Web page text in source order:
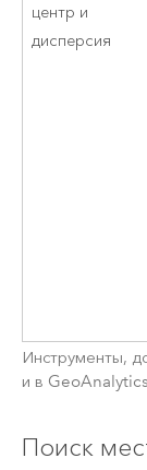
центр и
дисперсия
Инструменты,
и в
Поиск